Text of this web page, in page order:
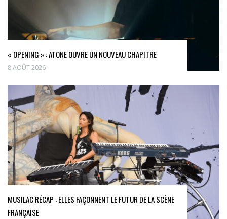
« OPENING » : ATONE OUVRE UN NOUVEAU CHAPITRE
8 AOÛT 2026
MUSILAC RÉCAP : ELLES FAÇONNENT LE FUTUR DE LA SCÈNE
FRANÇAISE